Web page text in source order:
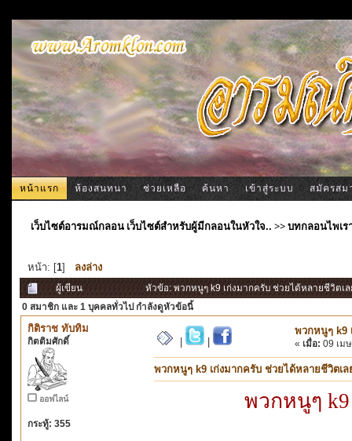
หน้าแรก ห้องสนทนา ช่วยเหลือ ค้นหา เข้าสู่ระบบ สมัครสม
เว็บไซต์อารมณ์กลอน เว็บไซต์สำหรับผู้มีกลอนในหัวใจ.. >>บทกลอนไพเร
หน้า: [1] ลงล่าง
ผู้เขียน
หัวข้อ: พวกหนูๆ k9 เก่งมากครับ ช่วยได้หลายชีวิตเ
0 สมาชิก และ 1 บุคคลทั่วไป กำลังดูหัวข้อนี้
กิติราช ทับทิม
กิตติมศักดิ์
ออฟไลน์
กระทู้: 355
พวกหนูๆ k9
« เมื่อ: 09 เม
พวกหนูๆ k9 เก่งมากครับ ช่วยได้หลายชีวิตเล
พวกหนูๆ